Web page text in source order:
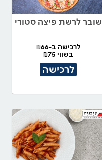
שובר לרשת פיצה סטורי
לרכישה ב-₪66
בשווי ₪75
לרכישה